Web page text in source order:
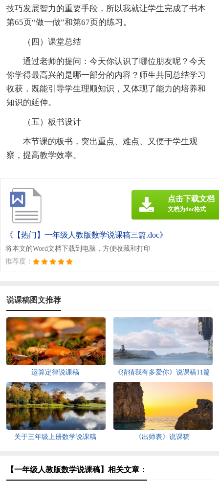
技巧发展智力的重要手段，所以我就让学生完成了书本
第65页“做一做”和第67页的练习。
（四）课堂总结
通过老师的提问：今天你认识了哪位朋友呢？今天
你学得最高兴的是哪一部分的内容？师生共同总结学习
收获，既能引导学生理顺知识，又体现了能力的培养和
知识的延伸。
（五）板书设计
本节课的板书，突出重点、难点、又便于学生观
察，提高教学效率。
《【热门】一年级人教版数学说课稿三篇.doc》
将本文的Word文档下载到电脑，方便收藏和打印
推荐度：
点击下载文档
文档为doc格式
说课稿图文推荐
运算定律说课稿 《猜猜我有多爱你》说课稿11篇
关于三年级上册数学说课稿 《出师表》说课稿
【一年级人教版数学说课稿】相关文章：